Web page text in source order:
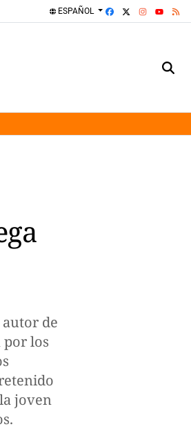
ESPAÑOL FACEBOOK
YOUTUBE
de
los
joven